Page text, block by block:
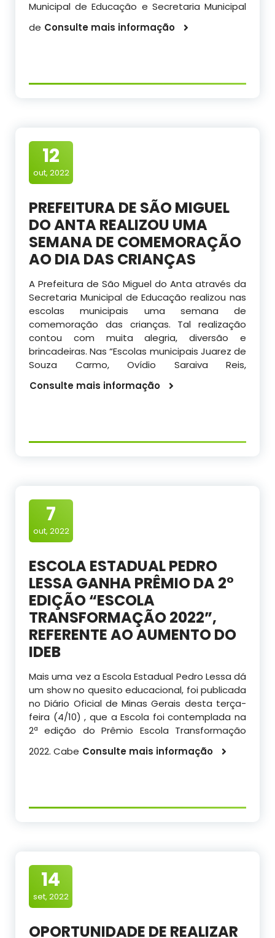
Municipal de Educação e Secretaria Municipal
de Consulte mais informação
12
out, 2022
PREFEITURA DE SÃO MIGUEL
DO ANTA REALIZOU UMA
SEMANA DE COMEMORAÇÃO
AO DIA DAS CRIANÇAS
A Prefeitura de São Miguel do Anta através da
Secretaria Municipal de Educação realizou nas
escolas municipais uma semana de
comemoração das crianças. Tal realização
contou com muita alegria, diversão e
brincadeiras. Nas “Escolas municipais Juarez de
Souza Carmo, Ovídio Saraiva Reis,
Consulte mais informação
7
out, 2022
ESCOLA ESTADUAL PEDRO
LESSA GANHA PRÊMIO DA 2°
EDIÇÃO “ESCOLA
TRANSFORMAÇÃO 2022”,
REFERENTE AO AUMENTO DO
IDEB
Mais uma vez a Escola Estadual Pedro Lessa dá
um show no quesito educacional, foi publicada
no Diário Oficial de Minas Gerais desta terça-
feira (4/10) , que a Escola foi contemplada na
2ª edição do Prêmio Escola Transformação
2022. Cabe Consulte mais informação
14
set, 2022
OPORTUNIDADE DE REALIZAR